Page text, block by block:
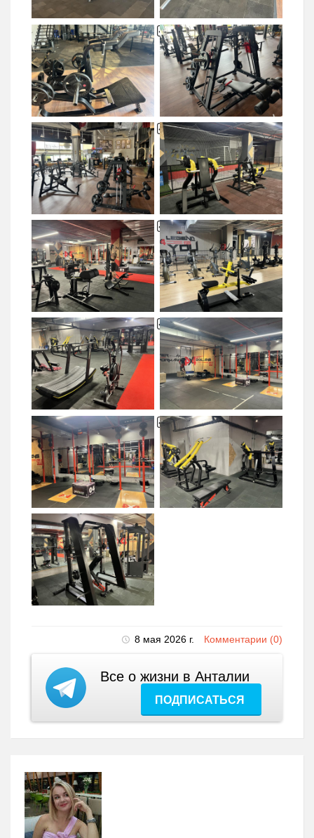
8 мая 2026 г. Комментарии (0)
Все о жизни в Анталии
ПОДПИСАТЬСЯ